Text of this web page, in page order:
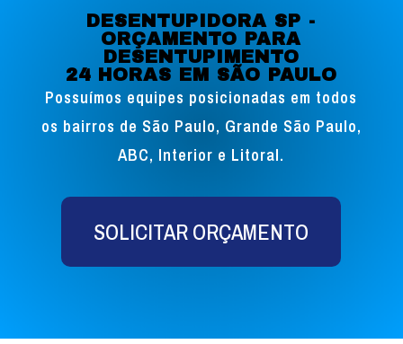
DESENTUPIDORA SP -
ORÇAMENTO PARA
DESENTUPIMENTO
24 HORAS EM SÃO PAULO
Possuímos equipes posicionadas em todos
os bairros de São Paulo, Grande São Paulo,
ABC, Interior e Litoral.
SOLICITAR ORÇAMENTO